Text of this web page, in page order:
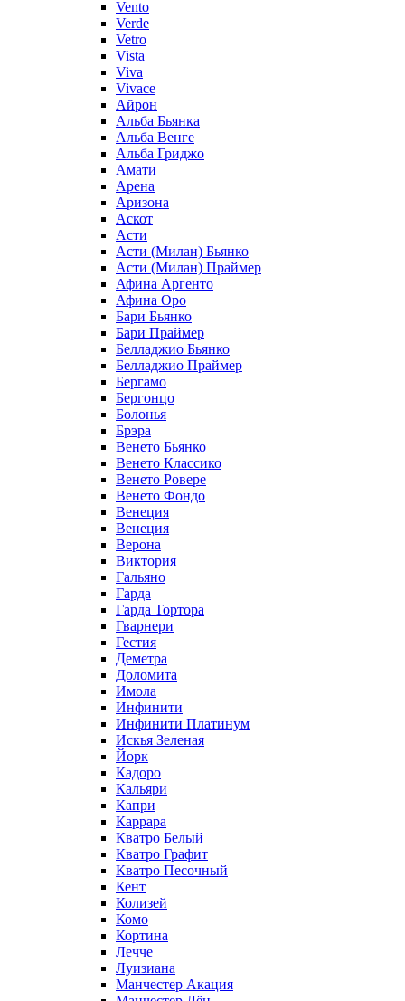
Vento
Verde
Vetro
Vista
Viva
Vivace
Айрон
Альба Бьянка
Альба Венге
Альба Гриджо
Амати
Арена
Аризона
Аскот
Асти
Асти (Милан) Бьянко
Асти (Милан) Праймер
Афина Аргенто
Афина Оро
Бари Бьянко
Бари Праймер
Белладжио Бьянко
Белладжио Праймер
Бергамо
Бергонцо
Болонья
Брэра
Венето Бьянко
Венето Классико
Венето Ровере
Венето Фондо
Венеция
Венеция
Верона
Виктория
Гальяно
Гарда
Гарда Тортора
Гварнери
Гестия
Деметра
Доломита
Имола
Инфинити
Инфинити Платинум
Искья Зеленая
Йорк
Кадоро
Кальяри
Капри
Каррара
Кватро Белый
Кватро Графит
Кватро Песочный
Кент
Колизей
Комо
Кортина
Лечче
Луизиана
Манчестер Акация